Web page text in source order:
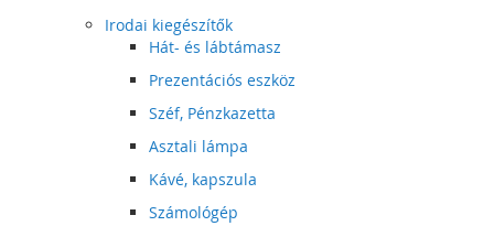
Irodai kiegészítők
Hát- és lábtámasz
Prezentációs eszköz
Széf, Pénzkazetta
Asztali lámpa
Kávé, kapszula
Számológép